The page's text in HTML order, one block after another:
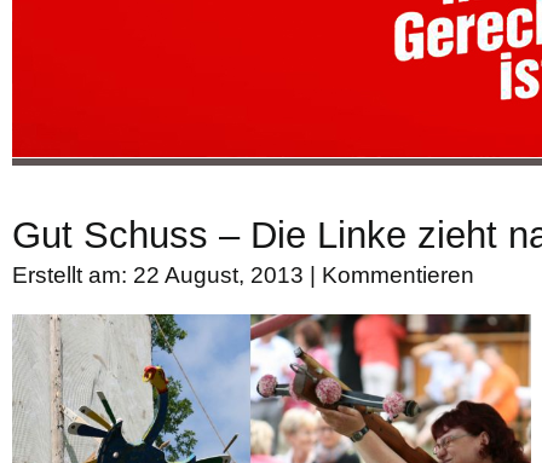
Gut Schuss – Die Linke zieht
Erstellt am: 22 August, 2013 | Kommentieren